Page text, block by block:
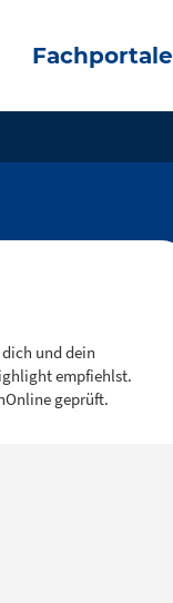
Fachportale
und dein
empfiehlst.
geprüft.